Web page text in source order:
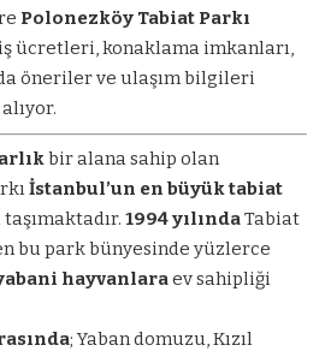
Polonezköy Tabiat Parkı
ücretleri, konaklama imkanları,
öneriler ve ulaşım bilgileri
bir alana sahip olan
İstanbul’un en büyük tabiat
1994 yılındaTabiat
bu park bünyesinde yüzlerce
hayvanlaraev sahipliği
; Yaban domuzu, Kızıl